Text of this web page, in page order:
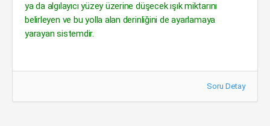
ya da algılayıcı yüzey üzerine düşecek ışık miktarını
belirleyen ve bu yolla alan derinliğini de ayarlamaya
yarayan sistemdir.
Soru Detay